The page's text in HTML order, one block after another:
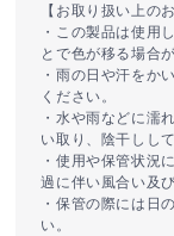
【お取り扱い上の
・この製品は使用
とで色が移る場合
・雨の日や汗をか
ください。
・水や雨などに濡
い取り、陰干しし
・使用や保管状況
過に伴い風合い及
・保管の際には日
い。